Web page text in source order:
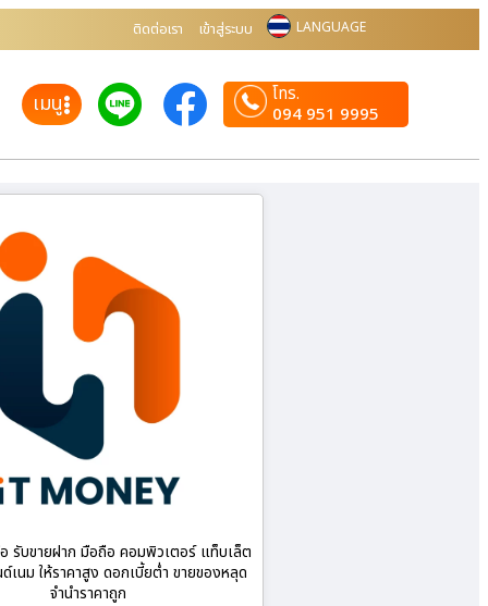
ติดต่อเรา เข้าสู่ระบบ LANGUAGE
เมนู
โทร.
094 951 9995
รับขายฝาก มือถือ คอมพิวเตอร์ แท็บเล็ต
เนม ให้ราคาสูง ดอกเบี้ยต่ำ ขายของหลุด
จำนำราคาถูก